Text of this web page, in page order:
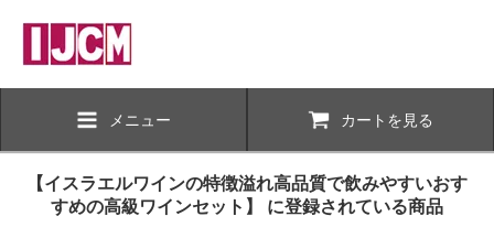
メニュー カートを見る
【イスラエルワインの特徴溢れ高品質で飲みやすいおす
すめの高級ワインセット】 に登録されている商品